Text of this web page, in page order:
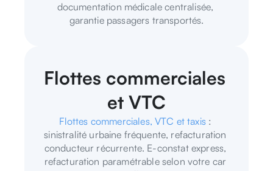
documentation médicale centralisée,
garantie passagers transportés.
Flottes commerciales
et VTC
Flottes commerciales, VTC et taxis :
sinistralité urbaine fréquente, refacturation
conducteur récurrente. E-constat express,
refacturation paramétrable selon votre car